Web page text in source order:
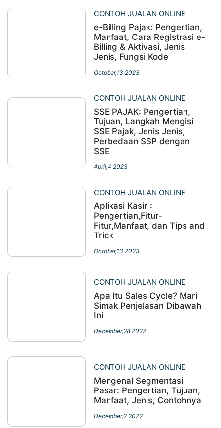
CONTOH JUALAN ONLINE
e-Billing Pajak: Pengertian,
Manfaat, Cara Registrasi e-
Billing & Aktivasi, Jenis
Jenis, Fungsi Kode
October,13 2023
CONTOH JUALAN ONLINE
SSE PAJAK: Pengertian,
Tujuan, Langkah Mengisi
SSE Pajak, Jenis Jenis,
Perbedaan SSP dengan
SSE
April,4 2023
CONTOH JUALAN ONLINE
Aplikasi Kasir :
Pengertian,Fitur-
Fitur,Manfaat, dan Tips and
Trick
October,13 2023
CONTOH JUALAN ONLINE
Apa Itu Sales Cycle? Mari
Simak Penjelasan Dibawah
Ini
December,28 2022
CONTOH JUALAN ONLINE
Mengenal Segmentasi
Pasar: Pengertian, Tujuan,
Manfaat, Jenis, Contohnya
December,2 2022